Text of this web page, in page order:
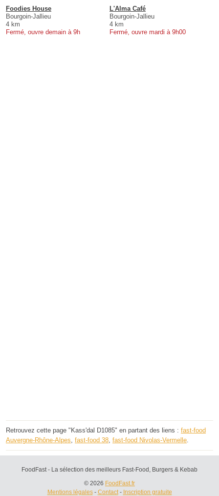
Foodies House
Bourgoin-Jallieu
4 km
Fermé, ouvre demain à 9h
L'Alma Café
Bourgoin-Jallieu
4 km
Fermé, ouvre mardi à 9h00
Retrouvez cette page "Kass'dal D1085" en partant des liens : fast-food
Auvergne-Rhône-Alpes fast-food 38 fast-food Nivolas-Vermelle
FoodFast - La sélection des meilleurs Fast-Food, Burgers & Kebab
© 2026 FoodFast.fr
Mentions légales- Contact- Inscription gratuite